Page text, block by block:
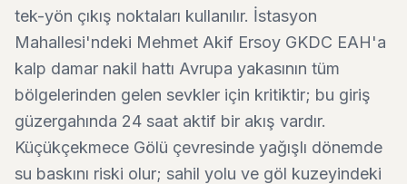
tek-yön çıkış noktaları kullanılır. İstasyon
Mahallesi'ndeki Mehmet Akif Ersoy GKDC EAH'a
kalp damar nakil hattı Avrupa yakasının tüm
bölgelerinden gelen sevkler için kritiktir; bu giriş
güzergahında 24 saat aktif bir akış vardır.
Küçükçekmece Gölü çevresinde yağışlı dönemde
su baskını riski olur; sahil yolu ve göl kuzeyindeki